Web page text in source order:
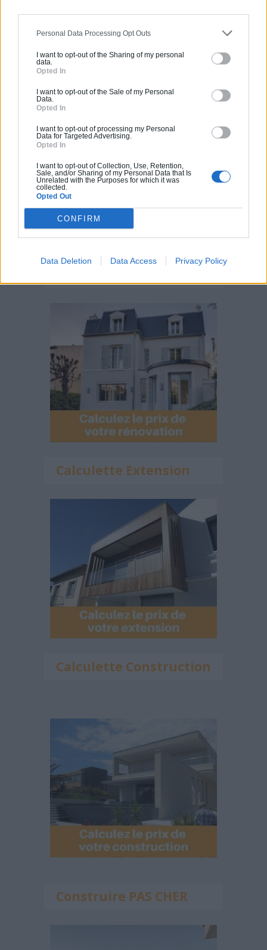
Personal Data Processing Opt Outs
I want to opt-out of the Sharing of my personal
data.
Opted In
I want to opt-out of the Sale of my Personal
Data.
Opted In
I want to opt-out of processing my Personal
Data for Targeted Advertising.
Opted In
I want to opt-out of Collection, Use, Retention,
Sale, and/or Sharing of my Personal Data that Is
Unrelated with the Purposes for which it was
collected.
Opted Out
CONFIRM
Data Deletion Data Access Privacy Policy
extérieure de sa maison ?
Canicule et fortes chaleurs : quels
Comment rénover l’entrée de son
Suivez-nous !
Calculette Extension
Calculette Construction
Construire PAS CHER